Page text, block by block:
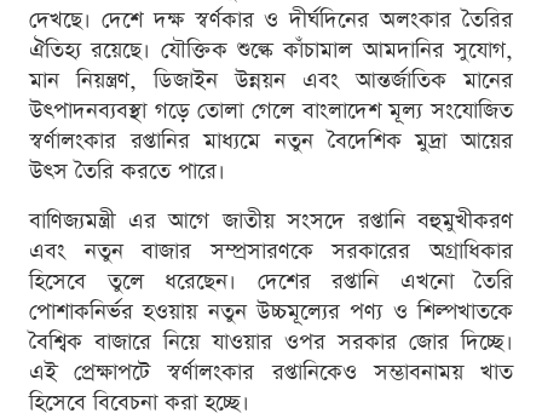
দেখছে। দেশে দক্ষ স্বর্ণকার ও দীর্ঘদিনের অলংকার তৈরির
ঐতিহ্য রয়েছে। যৌক্তিক শুল্কে কাঁচামাল আমদানির সুযোগ,
মান নিয়ন্ত্রণ, ডিজাইন উন্নয়ন এবং আন্তর্জাতিক মানের
উৎপাদনব্যবস্থা গড়ে তোলা গেলে বাংলাদেশ মূল্য সংযোজিত
স্বর্ণালংকার রপ্তানির মাধ্যমে নতুন বৈদেশিক মুদ্রা আয়ের
উৎস তৈরি করতে পারে।
বাণিজ্যমন্ত্রী এর আগে জাতীয় সংসদে রপ্তানি বহুমুখীকরণ
এবং নতুন বাজার সম্প্রসারণকে সরকারের অগ্রাধিকার
হিসেবে তুলে ধরেছেন। দেশের রপ্তানি এখনো তৈরি
পোশাকনির্ভর হওয়ায় নতুন উচ্চমূল্যের পণ্য ও শিল্পখাতকে
বৈশ্বিক বাজারে নিয়ে যাওয়ার ওপর সরকার জোর দিচ্ছে।
এই প্রেক্ষাপটে স্বর্ণালংকার রপ্তানিকেও সম্ভাবনাময় খাত
হিসেবে বিবেচনা করা হচ্ছে।